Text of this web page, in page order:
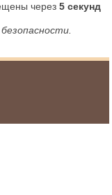
через5 секунд